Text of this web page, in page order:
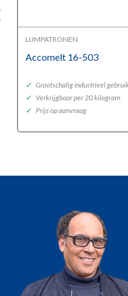
LIJMPATRONEN
Accomelt 16-503
✓ Grootschalig industrieel
✓ Verkrijgbaar per 20 kilogram
✓ Prijs op aanvraag